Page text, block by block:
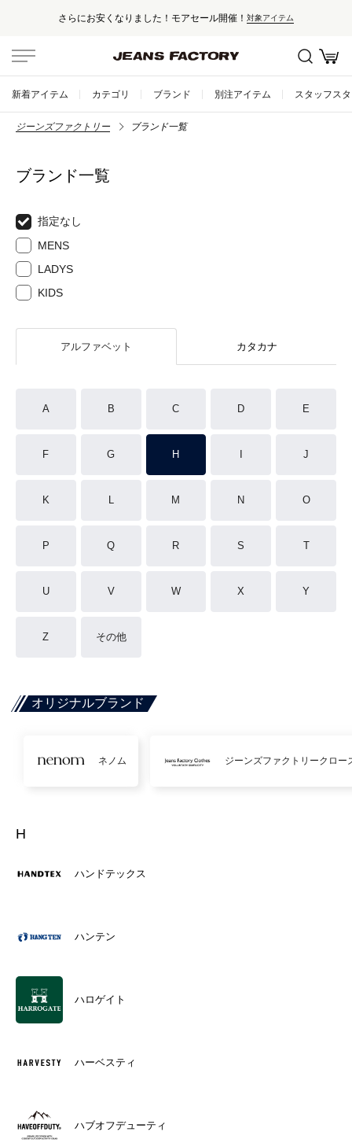
さらにお安くなりました！モアセール開催！ 対象アイテム
新着アイテム カテゴリ ブランド 別注アイテム スタッフス
ジーンズファクトリー ブランド一覧
ブランド一覧
指定なし
MENS
LADYS
KIDS
アルファベット カタカナ
A B C D E
F G H J
K L M N O
P Q R S T
U V W X Y
Z その他
オリジナルブランド
ネノム ジーンズファクトリークロー
H
ハンドテックス
ハンテン
ハロゲイト
ハーベスティ
ハブオフデューティ